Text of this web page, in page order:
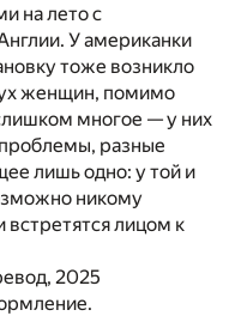
на лето с
У американки
тоже возникло
женщин, помимо
многое — у них
разные
лишь одно: у той и
никому
встретятся лицом к
2025